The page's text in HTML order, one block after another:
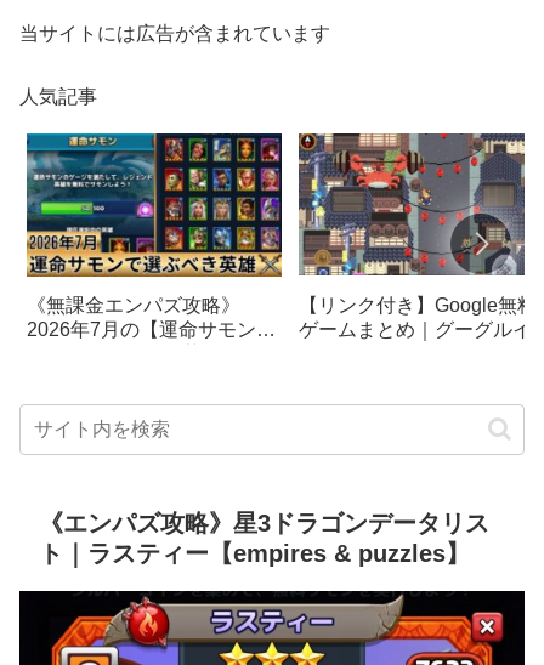
当サイトには広告が含まれています
人気記事
《無課金エンパズ攻略》
2026年7月の【運命サモン】
【リンク付き】Google無料
ゲームまとめ｜グーグルイ
クetc…
《エンパズ攻略》星3ドラゴンデータリス
ト｜ラスティー【empires & puzzles】